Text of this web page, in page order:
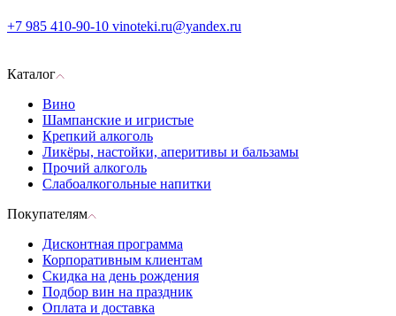
+7 985 410-90-10 vinoteki.ru@yandex.ru
Каталог
Вино
Шампанские и игристые
Крепкий алкоголь
Ликёры, настойки, аперитивы и бальзамы
Прочий алкоголь
Слабоалкогольные напитки
Покупателям
Дисконтная программа
Корпоративным клиентам
Скидка на день рождения
Подбор вин на праздник
Оплата и доставка